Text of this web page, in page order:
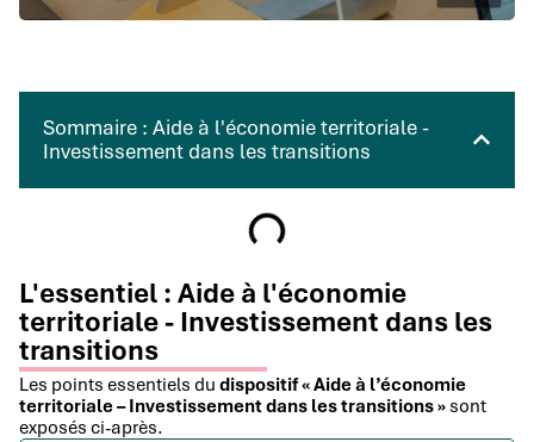
Sommaire : Aide à l'économie territoriale -
Investissement dans les transitions
L'essentiel : Aide à l'économie
territoriale - Investissement dans les
transitions
Les points essentiels du dispositif « Aide à l’économie
territoriale – Investissement dans les transitions » sont
exposés ci-après.